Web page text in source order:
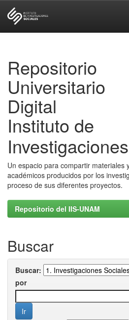
Repositorio
Universitario
Digital
Instituto de
Un espacio para compartir materiales
académicos producidos por los
proceso de sus diferentes proyectos.
Repositorio del IIS-UNAM
Buscar
Buscar:
por